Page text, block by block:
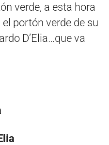
verde, a esta hora
portón verde de su
D’Elia…que va